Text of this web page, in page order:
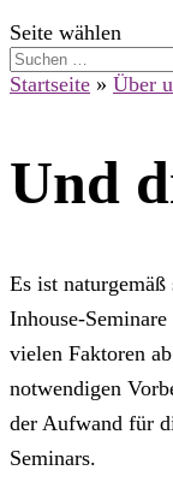
Seite wählen
Startseite » Über
Und
Es ist
Inhouse-
vielen Faktoren
notwendigen
der Aufwand für
Seminars.